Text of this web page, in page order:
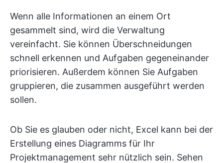
Wenn alle Informationen an einem Ort
gesammelt sind, wird die Verwaltung
vereinfacht. Sie können Überschneidungen
schnell erkennen und Aufgaben gegeneinander
priorisieren. Außerdem können Sie Aufgaben
gruppieren, die zusammen ausgeführt werden
sollen.
Ob Sie es glauben oder nicht, Excel kann bei der
Erstellung eines Diagramms für Ihr
Projektmanagement sehr nützlich sein. Sehen